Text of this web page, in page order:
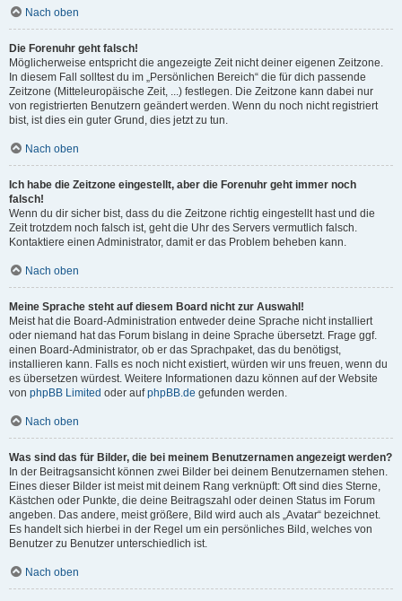
Nach oben
Die Forenuhr geht falsch!
Möglicherweise entspricht die angezeigte Zeit nicht deiner eigenen Zeitzone.
In diesem Fall solltest du im „Persönlichen Bereich“ die für dich passende
Zeitzone (Mitteleuropäische Zeit, ...) festlegen. Die Zeitzone kann dabei nur
von registrierten Benutzern geändert werden. Wenn du noch nicht registriert
bist, ist dies ein guter Grund, dies jetzt zu tun.
Nach oben
Ich habe die Zeitzone eingestellt, aber die Forenuhr geht immer noch
falsch!
Wenn du dir sicher bist, dass du die Zeitzone richtig eingestellt hast und die
Zeit trotzdem noch falsch ist, geht die Uhr des Servers vermutlich falsch.
Kontaktiere einen Administrator, damit er das Problem beheben kann.
Nach oben
Meine Sprache steht auf diesem Board nicht zur Auswahl!
Meist hat die Board-Administration entweder deine Sprache nicht installiert
oder niemand hat das Forum bislang in deine Sprache übersetzt. Frage ggf.
einen Board-Administrator, ob er das Sprachpaket, das du benötigst,
installieren kann. Falls es noch nicht existiert, würden wir uns freuen, wenn du
es übersetzen würdest. Weitere Informationen dazu können auf der Website
von phpBB Limited oder aufphpBB.de gefunden werden.
Nach oben
Was sind das für Bilder, die bei meinem Benutzernamen angezeigt werden?
In der Beitragsansicht können zwei Bilder bei deinem Benutzernamen stehen.
Eines dieser Bilder ist meist mit deinem Rang verknüpft: Oft sind dies Sterne,
Kästchen oder Punkte, die deine Beitragszahl oder deinen Status im Forum
angeben. Das andere, meist größere, Bild wird auch als „Avatar“ bezeichnet.
Es handelt sich hierbei in der Regel um ein persönliches Bild, welches von
Benutzer zu Benutzer unterschiedlich ist.
Nach oben